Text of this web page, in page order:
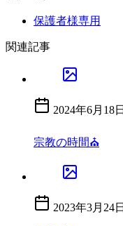
保護者様専用
関連記事
2024年6月18日
宗教の時間⛪
2023年3月24日